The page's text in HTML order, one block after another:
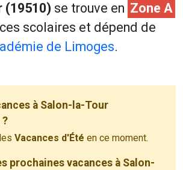
(19510) se trouve en Zone A
scolaires et dépend de
de Limoges.
à Salon-la-Tour
Vacances d'Été en ce moment.
prochaines vacances à Salon-